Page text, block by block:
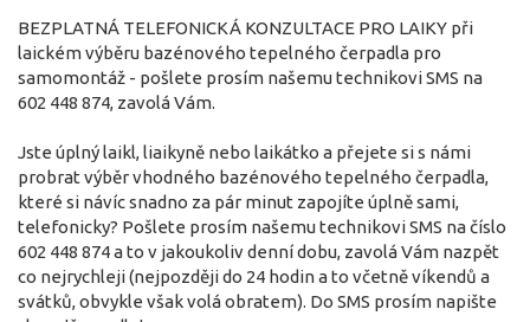
BEZPLATNÁ TELEFONICKÁ KONZULTACE PRO LAIKY při
laickém výběru bazénového tepelného čerpadla pro
samomontáž - pošlete prosím našemu technikovi SMS na
602 448 874, zavolá Vám.
Jste úplný laikl, liaikyně nebo laikátko a přejete si s námi
probrat výběr vhodného bazénového tepelného čerpadla,
které si návíc snadno za pár minut zapojíte úplně sami,
telefonicky? Pošlete prosím našemu technikovi SMS na číslo
602 448 874 a to v jakoukoliv denní dobu, zavolá Vám nazpět
co nejrychleji (nejpozději do 24 hodin a to včetně víkendů a
svátků, obvykle však volá obratem). Do SMS prosím napište